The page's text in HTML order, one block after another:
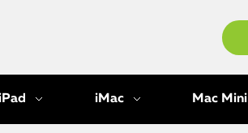
iPad iMac Mac Mini